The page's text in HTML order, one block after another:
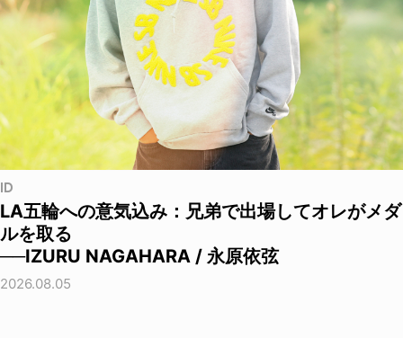
ID
LA五輪への意気込み：兄弟で出場してオレがメダ
ルを取る
──IZURU NAGAHARA / 永原依弦
2026.08.05